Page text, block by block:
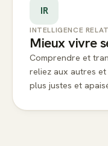
IR
INTELLIGENCE
Mieux vivre
Comprendre et
reliez aux autres
plus justes et